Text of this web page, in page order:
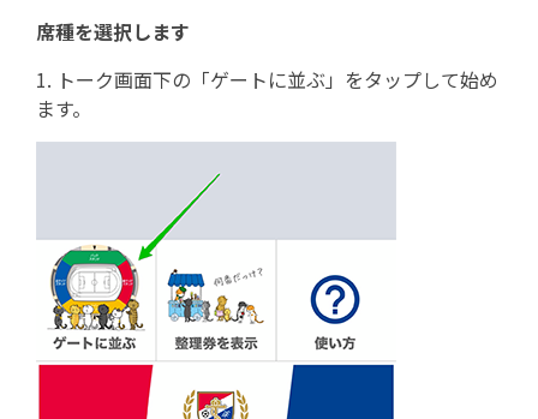
席種を選択します
1. トーク画面下の「ゲートに並ぶ」をタップして始め
ます。